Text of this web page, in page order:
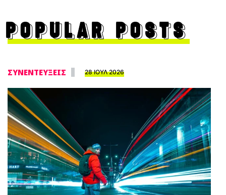
POPULAR POSTS
ΣΥΝΕΝΤΕΥΞΕΙΣ 28 ΙΟΥΛ 2026